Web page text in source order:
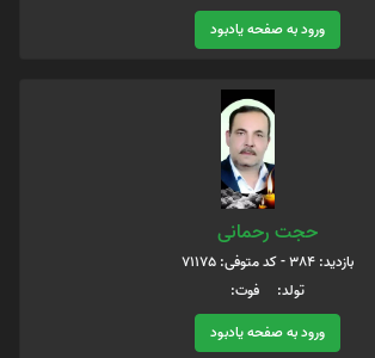
ورود به صفحه یادبود
حجت رحمانی
بازدید: 384 - کد متوفی: 71175
تولد: فوت:
ورود به صفحه یادبود